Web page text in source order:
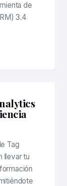
de
3.4
Tag
llevar tu